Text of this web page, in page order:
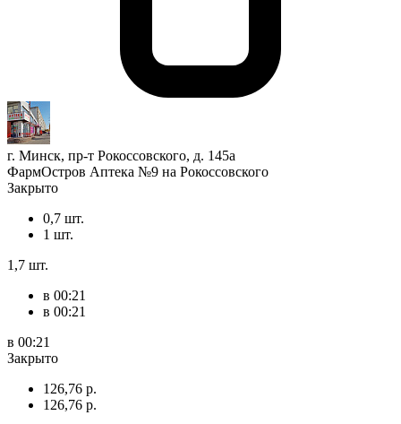
г. Минск, пр-т Рокоссовского, д. 145а
ФармОстров Аптека №9 на Рокоссовского
Закрыто
0,7 шт.
1 шт.
1,7 шт.
в 00:21
в 00:21
в 00:21
Закрыто
126,76 р.
126,76 р.